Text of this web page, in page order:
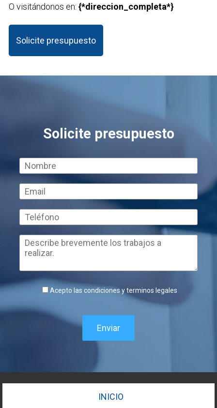
O visitándonos en: {*direccion_completa*}
Solicite presupuesto
Solicite presupuesto
Acepto las condiciones y terminos legales
Enviar
INICIO